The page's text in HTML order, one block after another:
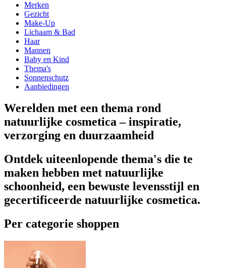
Merken
Gezicht
Make-Up
Lichaam & Bad
Haar
Mannen
Baby en Kind
Thema's
Sonnenschutz
Aanbiedingen
Werelden met een thema rond
natuurlijke cosmetica – inspiratie,
verzorging en duurzaamheid
Ontdek uiteenlopende thema's die te
maken hebben met natuurlijke
schoonheid, een bewuste levensstijl en
gecertificeerde natuurlijke cosmetica.
Per categorie shoppen